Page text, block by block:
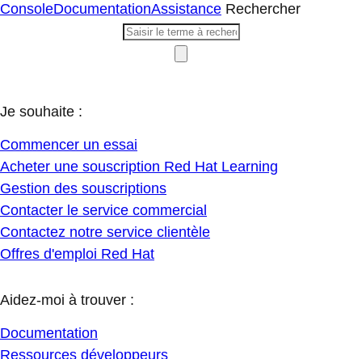
ConsoleDocumentationAssistance Rechercher
Je souhaite :
Commencer un essai
Acheter une souscription Red Hat Learning
Gestion des souscriptions
Contacter le service commercial
Contactez notre service clientèle
Offres d'emploi Red Hat
Aidez-moi à trouver :
Documentation
Ressources développeurs